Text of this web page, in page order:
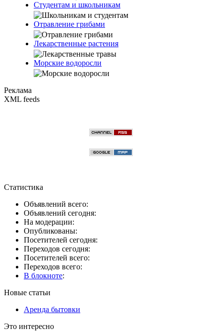
Студентам и школьникам
Отравление грибами
Лекарственные растения
Морские водоросли
Реклама
XML feeds
Статистика
Объявлений всего:
Объявлений сегодня:
На модерации:
Опубликованы:
Посетителей сегодня:
Переходов сегодня:
Посетителей всего:
Переходов всего:
В блокноте:
Новые статьи
Аренда бытовки
Это интересно